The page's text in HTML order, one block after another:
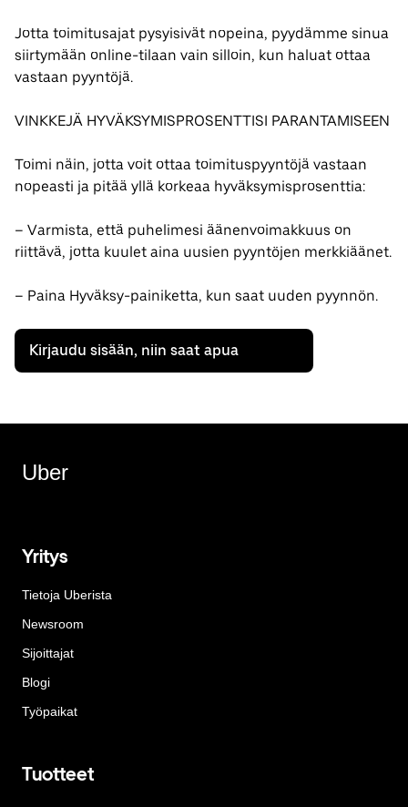
Jotta toimitusajat pysyisivät nopeina, pyydämme sinua
siirtymään online-tilaan vain silloin, kun haluat ottaa
vastaan pyyntöjä.
VINKKEJÄ HYVÄKSYMISPROSENTTISI PARANTAMISEEN
Toimi näin, jotta voit ottaa toimituspyyntöjä vastaan
nopeasti ja pitää yllä korkeaa hyväksymisprosenttia:
– Varmista, että puhelimesi äänenvoimakkuus on
riittävä, jotta kuulet aina uusien pyyntöjen merkkiäänet.
– Paina Hyväksy-painiketta, kun saat uuden pyynnön.
Kirjaudu sisään, niin saat apua
Uber
Yritys
Tietoja Uberista
Newsroom
Sijoittajat
Blogi
Työpaikat
Tuotteet